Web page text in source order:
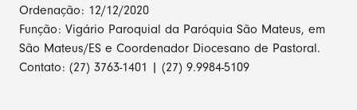
Ordenação: 12/12/2020
Função: Vigário Paroquial da Paróquia São Mateus, em
São Mateus/ES e Coordenador Diocesano de Pastoral.
Contato: (27) 3763-1401 | (27) 9.9984-5109